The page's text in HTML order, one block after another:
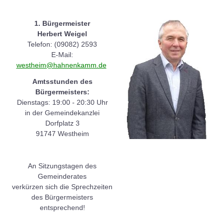
1. Bürgermeister
Herbert Weigel
Telefon: (09082) 2593
E-Mail:
westheim@hahnenkamm.de
Amtsstunden des
Bürgermeisters:
Dienstags: 19:00 - 20:30 Uhr
in der Gemeindekanzlei
Dorfplatz 3
91747 Westheim
An Sitzungstagen des
Gemeinderates
verkürzen sich die Sprechzeiten
des Bürgermeisters
entsprechend!